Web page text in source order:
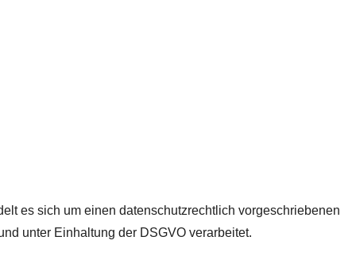
es sich um einen datenschutzrechtlich vorgeschriebenen
unter Einhaltung der DSGVO verarbeitet.